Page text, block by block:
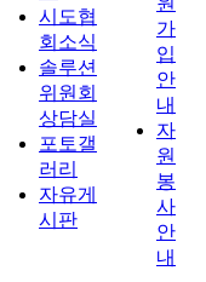
시도협
회소식
솔루션
위원회
상담실
포토갤
러리
자유게
시판
가
입
안
내
자
원
봉
사
안
내